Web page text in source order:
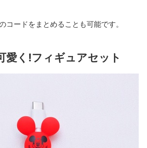
コードをまとめることも可能です。
愛く!フィギュアセット